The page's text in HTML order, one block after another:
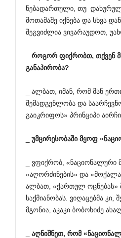
ნებადართული, თუ დახურულ
მოთამაშე იქნება და სხვა
შეგვიძლია ვივარაუდოთ,
როგორ ფიქრობთ, თქვენ
განაპირობა?
_ ალბათ, იმან, რომ მან
შემადგენლობა და
გაიკრიფოს» პრინციპი
უმცირესობაში მყოფ«
_ ვფიქრობ, «ნაციონალური
«აღორძინების» და
ალბათ, «ქართულ ოცნებას»
საქმიანობას. ვიღაცებმა
მგონია, აკაკი ბობოხიძე
აღნიშნეთ, რომ«